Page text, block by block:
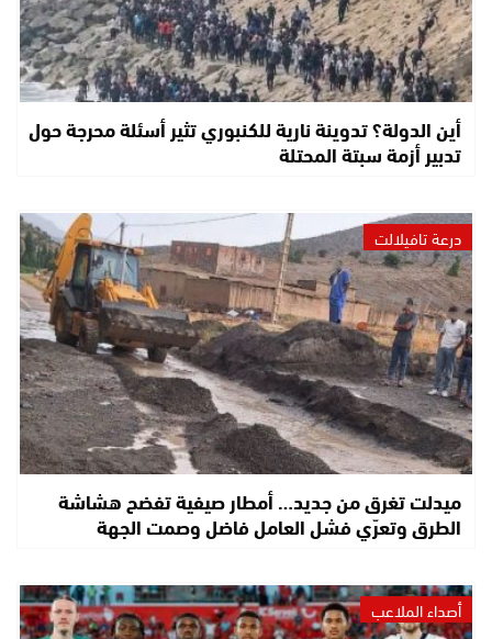
أين الدولة؟ تدوينة نارية للكنبوري تثير أسئلة محرجة حول
تدبير أزمة سبتة المحتلة
درعة تافيلالت
ميدلت تغرق من جديد… أمطار صيفية تفضح هشاشة
الطرق وتعرّي فشل العامل فاضل وصمت الجهة
أصداء الملاعب